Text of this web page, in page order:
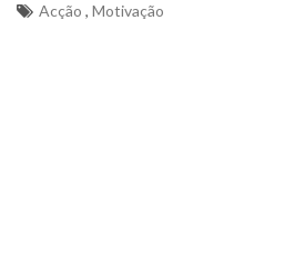
Acção , Motivação